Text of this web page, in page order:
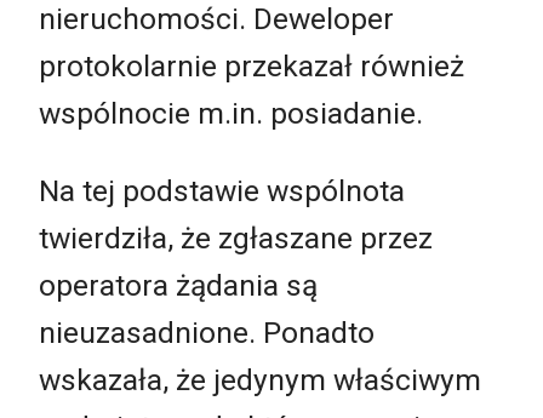
nieruchomości. Deweloper
protokolarnie przekazał również
wspólnocie m.in. posiadanie.
Na tej podstawie wspólnota
twierdziła, że zgłaszane przez
operatora żądania są
nieuzasadnione. Ponadto
wskazała, że jedynym właściwym